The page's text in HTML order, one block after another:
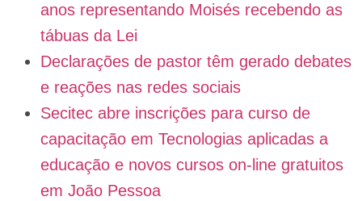
anos representando Moisés recebendo as
tábuas da Lei
Declarações de pastor têm gerado debates
e reações nas redes sociais
Secitec abre inscrições para curso de
capacitação em Tecnologias aplicadas a
educação e novos cursos on-line gratuitos
em João Pessoa